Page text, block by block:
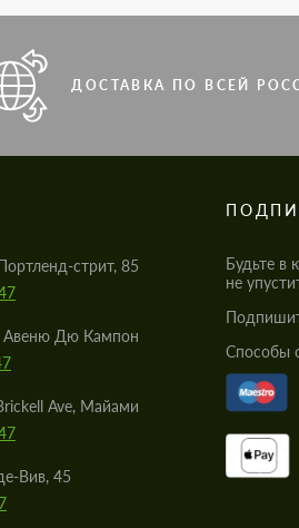
ДОСТАВКА ПО ВСЕЙ
стрит, 85
Авеню Дю Кампон
Ave, Майами
Вив, 45
Будьте в
не
Cпособы